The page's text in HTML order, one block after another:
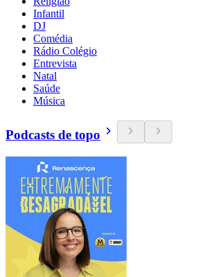
Infantil
DJ
Comédia
Rádio Colégio
Entrevista
Natal
Saúde
Música
Podcasts de topo